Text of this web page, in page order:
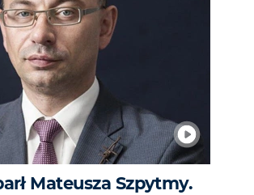
Mateusza Szpytmy.